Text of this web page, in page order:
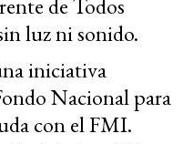
luz ni sonido.
iniciativa
Nacional para
con el FMI.